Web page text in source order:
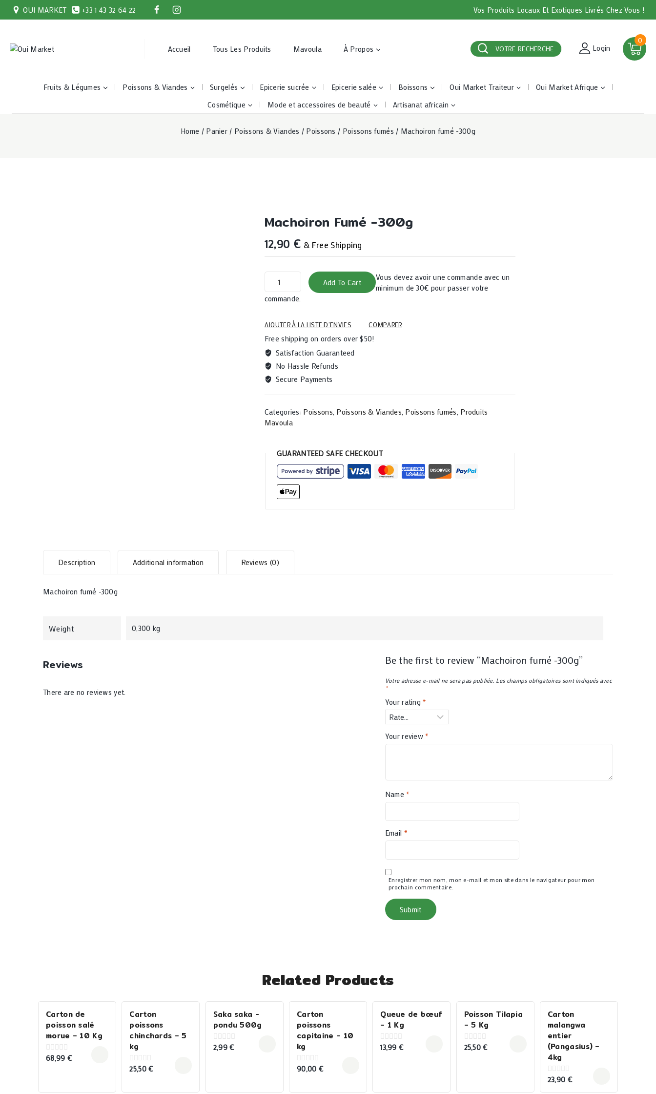
OUI MARKET +33 1 43 32 64 22 Vos Produits Locaux Et Exotiques Livrés Chez Vous !
Accueil Tous Les Produits Mavoula À Propos VOTRE RECHERCHE Login
0
Fruits & Légumes Poissons & Viandes Surgelés Epicerie sucrée Epicerie salée Boissons Oui Market Traiteur
Oui Market Afrique
Cosmétique
Mode et accessoires de beauté Artisanat africain
Home / Panier / Poissons & Viandes / Poissons / Poissons fumés / Machoiron fumé -300g
Machoiron Fumé -300g
12,90 € & Free Shipping
Machoiron
fumé
-300g
Add To Cart
Vous devez avoir une commande avec un
minimum de 30€ pour passer votre
commande.
AJOUTER À LA LISTE D’ENVIES COMPARER
Free shipping on orders over $50!
Satisfaction Guaranteed
No Hassle Refunds
Secure Payments
Categories: Poissons Poissons & Viandes Poissons fumés Produits
Mavoula
GUARANTEED SAFE CHECKOUT
Description Additional information Reviews (0)
Machoiron fumé -300g
Weight 0,300 kg
Reviews
There are no reviews yet.
Be the first to review “Machoiron fumé -300g”
Votre adresse e-mail ne sera pas publiée. Les champs obligatoires sont indiqués avec
*
Your rating*
Your review*
Name*
Email *
Enregistrer mon nom, mon e-mail et mon site dans le navigateur pour mon
prochain commentaire.
Related Products
Carton de
poisson salé
morue – 10 Kg
0
out
68,99 €
Carton
poissons
chinchards – 5
kg
0
out
25,50€
Saka saka -
pondu 500g
0
out
2,99€
Carton
poissons
capitaine – 10
kg
0
90,00 €
Queue de bœuf
– 1 Kg
0
out
13,99€
Poisson Tilapia
– 5 Kg
0
out
25,50€
Carton
malangwa
entier
(Pangasius) –
4kg
0
out
of
23,90 €